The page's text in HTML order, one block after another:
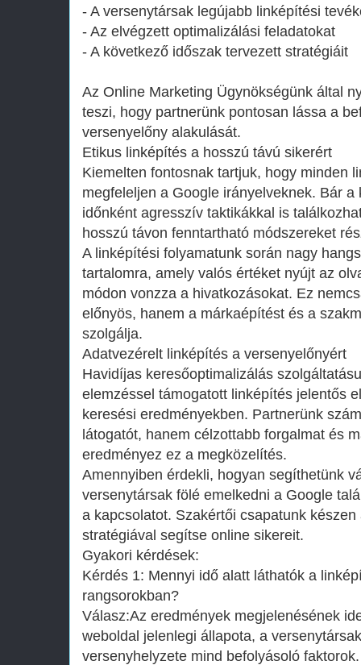
- A versenytársak legújabb linképítési
- Az elvégzett optimalizálási feladatokat
- A következő időszak tervezett stratégiáit
Az Online Marketing Ügynökségünk által
teszi, hogy partnerünk pontosan lássa a
versenyelőny alakulását.
Etikus linképítés a hosszú távú sikerért
Kiemelten fontosnak tartjuk, hogy minden
megfeleljen a Google irányelveknek. Bár
időnként agresszív taktikákkal is
hosszú távon fenntartható módszereket
A linképítési folyamatunk során nagy
tartalomra, amely valós értéket nyújt az
módon vonzza a hivatkozásokat. Ez
előnyös, hanem a márkaépítést és a
szolgálja.
Adatvezérelt linképítés a versenyelőnyért
Havidíjas keresőoptimalizálás
elemzéssel támogatott linképítés jelentős
keresési eredményekben. Partnerünk
látogatót, hanem célzottabb forgalmat és
eredményez ez a megközelítés.
Amennyiben érdekli, hogyan segíthetünk
versenytársak fölé emelkedni a Google
a kapcsolatot. Szakértői csapatunk
stratégiával segítse online sikereit.
Gyakori kérdések:
Kérdés 1: Mennyi idő alatt láthatók a
rangsorokban?
Válasz:Az eredmények megjelenésének
weboldal jelenlegi állapota, a
versenyhelyzete mind befolyásoló